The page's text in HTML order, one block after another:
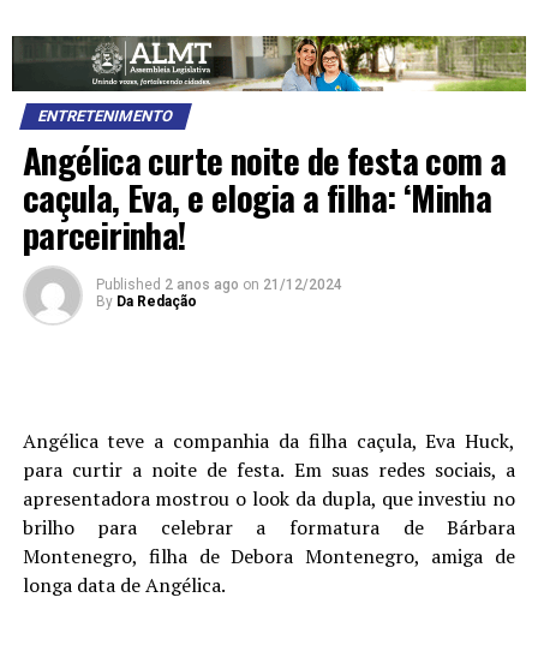
ENTRETENIMENTO
Angélica curte noite de festa com a
caçula, Eva, e elogia a filha: ‘Minha
parceirinha!
Published 2 anos ago on 21/12/2024
By Da Redação
Angélica teve a companhia da filha caçula, Eva Huck,
para curtir a noite de festa. Em suas redes sociais, a
apresentadora mostrou o look da dupla, que investiu no
brilho para celebrar a formatura de Bárbara
Montenegro, filha de Debora Montenegro, amiga de
longa data de Angélica.